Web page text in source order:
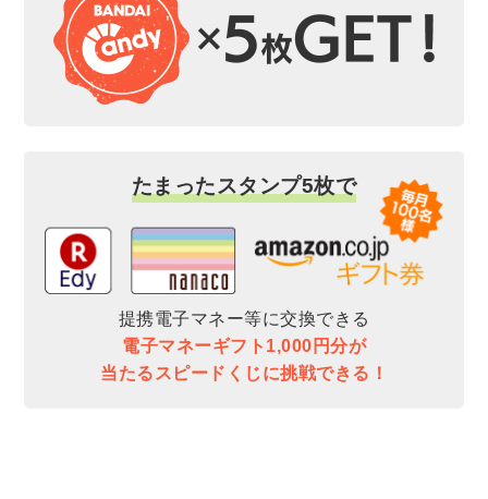
たまったスタンプ5枚で
提携電子マネー等に交換できる
電子マネーギフト1,000円分が
当たるスピードくじに挑戦できる！